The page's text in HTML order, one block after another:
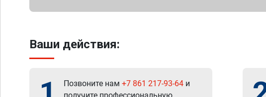
Ваши действия:
Позвоните нам +7 861 217-93-64 и